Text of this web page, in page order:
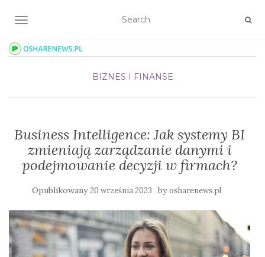
TOGGLE NAVIGATION
BIZNES I FINANSE
Business Intelligence: Jak systemy BI
zmieniają zarządzanie danymi i
podejmowanie decyzji w firmach?
Opublikowany20 września 2023 byosharenews.pl